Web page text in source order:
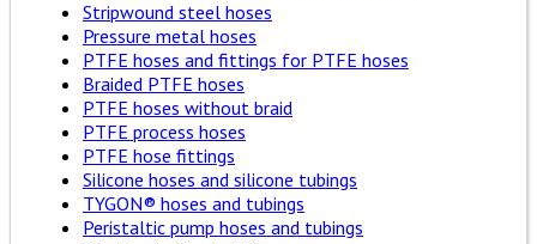
Stripwound steel hoses
Pressure metal hoses
PTFE hoses and fittings for PTFE hoses
Braided PTFE hoses
PTFE hoses without braid
PTFE process hoses
PTFE hose fittings
Silicone hoses and silicone tubings
TYGON® hoses and tubings
Peristaltic pump hoses and tubings